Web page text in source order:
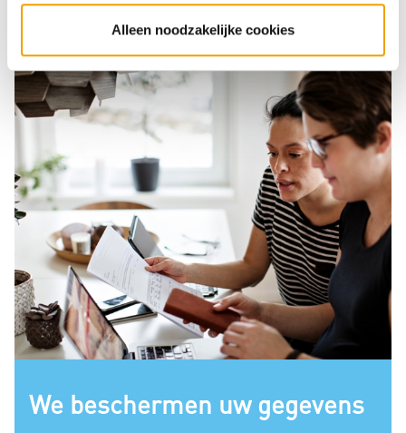
Alleen noodzakelijke cookies
We beschermen uw gegevens